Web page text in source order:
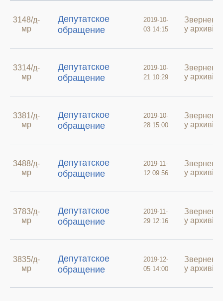
3148/д-
мр
Депутатское
обращение
2019-10-
03 14:15
у архиві
3314/д-
мр
Депутатское
обращение
2019-10-
21 10:29
у архиві
3381/д-
мр
Депутатское
обращение
2019-10-
28 15:00
у архиві
3488/д-
мр
Депутатское
обращение
2019-11-
12 09:56
у архиві
3783/д-
мр
Депутатское
обращение
2019-11-
29 12:16
у архиві
3835/д-
мр
Депутатское
обращение
2019-12-
05 14:00
у архиві